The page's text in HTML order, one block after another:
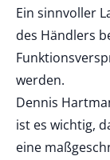
Ein sinnvoller
des Händlers
werden.
Dennis
ist es wichtig,
eine